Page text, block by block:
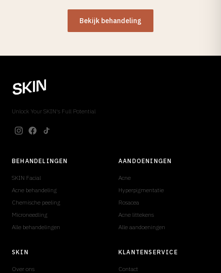
Bekijk behandeling
Unlock Your SKIN's Full Potential
BEHANDELINGEN
SKIN Facial
Acne behandeling
Chemische peeling
Microneedling
Alle behandelingen
AANDOENINGEN
Acne
Hyperpigmentatie
Rosacea
Acne littekens
Alle aandoeningen
SKIN
Over ons
KLANTENSERVICE
Contact